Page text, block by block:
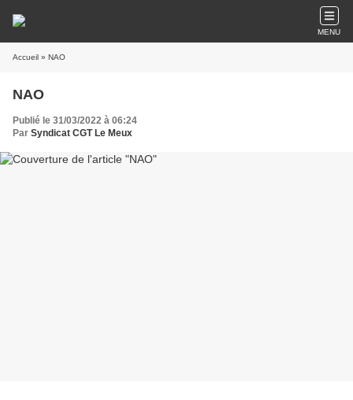
MENU
Accueil » NAO
NAO
Publié le 31/03/2022 à 06:24
Par Syndicat CGT Le Meux